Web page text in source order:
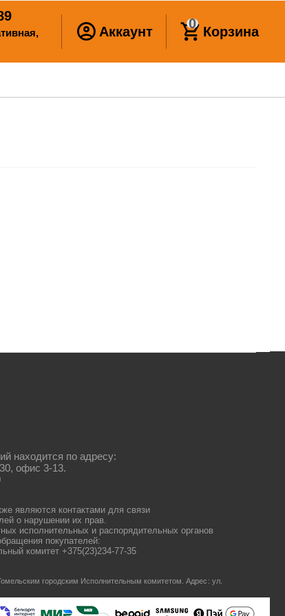
Аккаунт
0
Корзина
находится по адресу:
офис 3-13.
являются контактами для связи
о нарушении их прав.
исполнительных и распорядительных органов
покупателей:
комитет +375(23)234-77-35
городским Исполнительным комитетом.Адрес: ул.